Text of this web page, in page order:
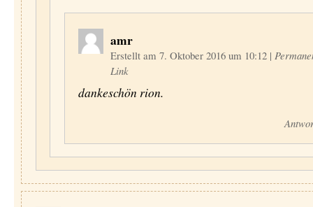
amr
Erstellt am 7. Oktober 2016 um 10:12 |
Link
dankeschön rion.